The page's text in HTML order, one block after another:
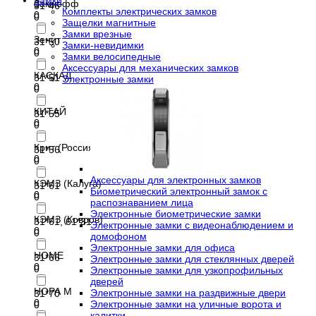
Замкофф
0
Зенит
0
КАСКАД
0
КИТАЙ
0
Крит (Россия)
0
КЭМЗ (Калуга)
0
КЭМЗ (Ковров)
0
НОМЕ
0
НОРА М
0
0
31*46
0
31*50
0
31*51
0
31*55
0
31*56
0
31*61
0
31*61, 61*31
0
31*66
0
31*70
0
Комплекты электрических замков
Защелки магнитные
Замки врезные
Замки-невидимки
Замки велосипедные
Аксессуары для механических замков
Электронные замки
Аксессуары для электронных замков
Биометрический электронный замок с
распознаванием лица
Электронные биометрические замки
Электронные замки с видеонаблюдением и
домофоном
Электронные замки для офиса
Электронные замки для стеклянных дверей
Электронные замки для узкопрофильных
дверей
Электронные замки на раздвижные двери
Электронные замки на уличные ворота и